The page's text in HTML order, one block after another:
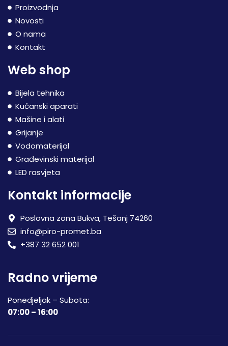
Proizvodnja
Novosti
O nama
Kontakt
Web shop
Bijela tehnika
Kućanski aparati
Mašine i alati
Grijanje
Vodomaterijal
Građevinski materijal
LED rasvjeta
Kontakt informacije
Poslovna zona Bukva, Tešanj 74260
info@piro-promet.ba
+387 32 652 001
Radno vrijeme
Ponedjeljak – Subota:
07:00 – 16:00